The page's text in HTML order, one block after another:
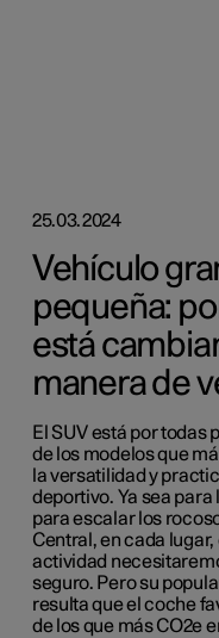
25.03.2024
Vehículo
pequeña:
está
manera de
El SUV está por todas
de los modelos que
la versatilidad y
deportivo. Ya sea para
para escalar los
Central, en cada
actividad
seguro. Pero su
resulta que el coche
de los que más CO2e